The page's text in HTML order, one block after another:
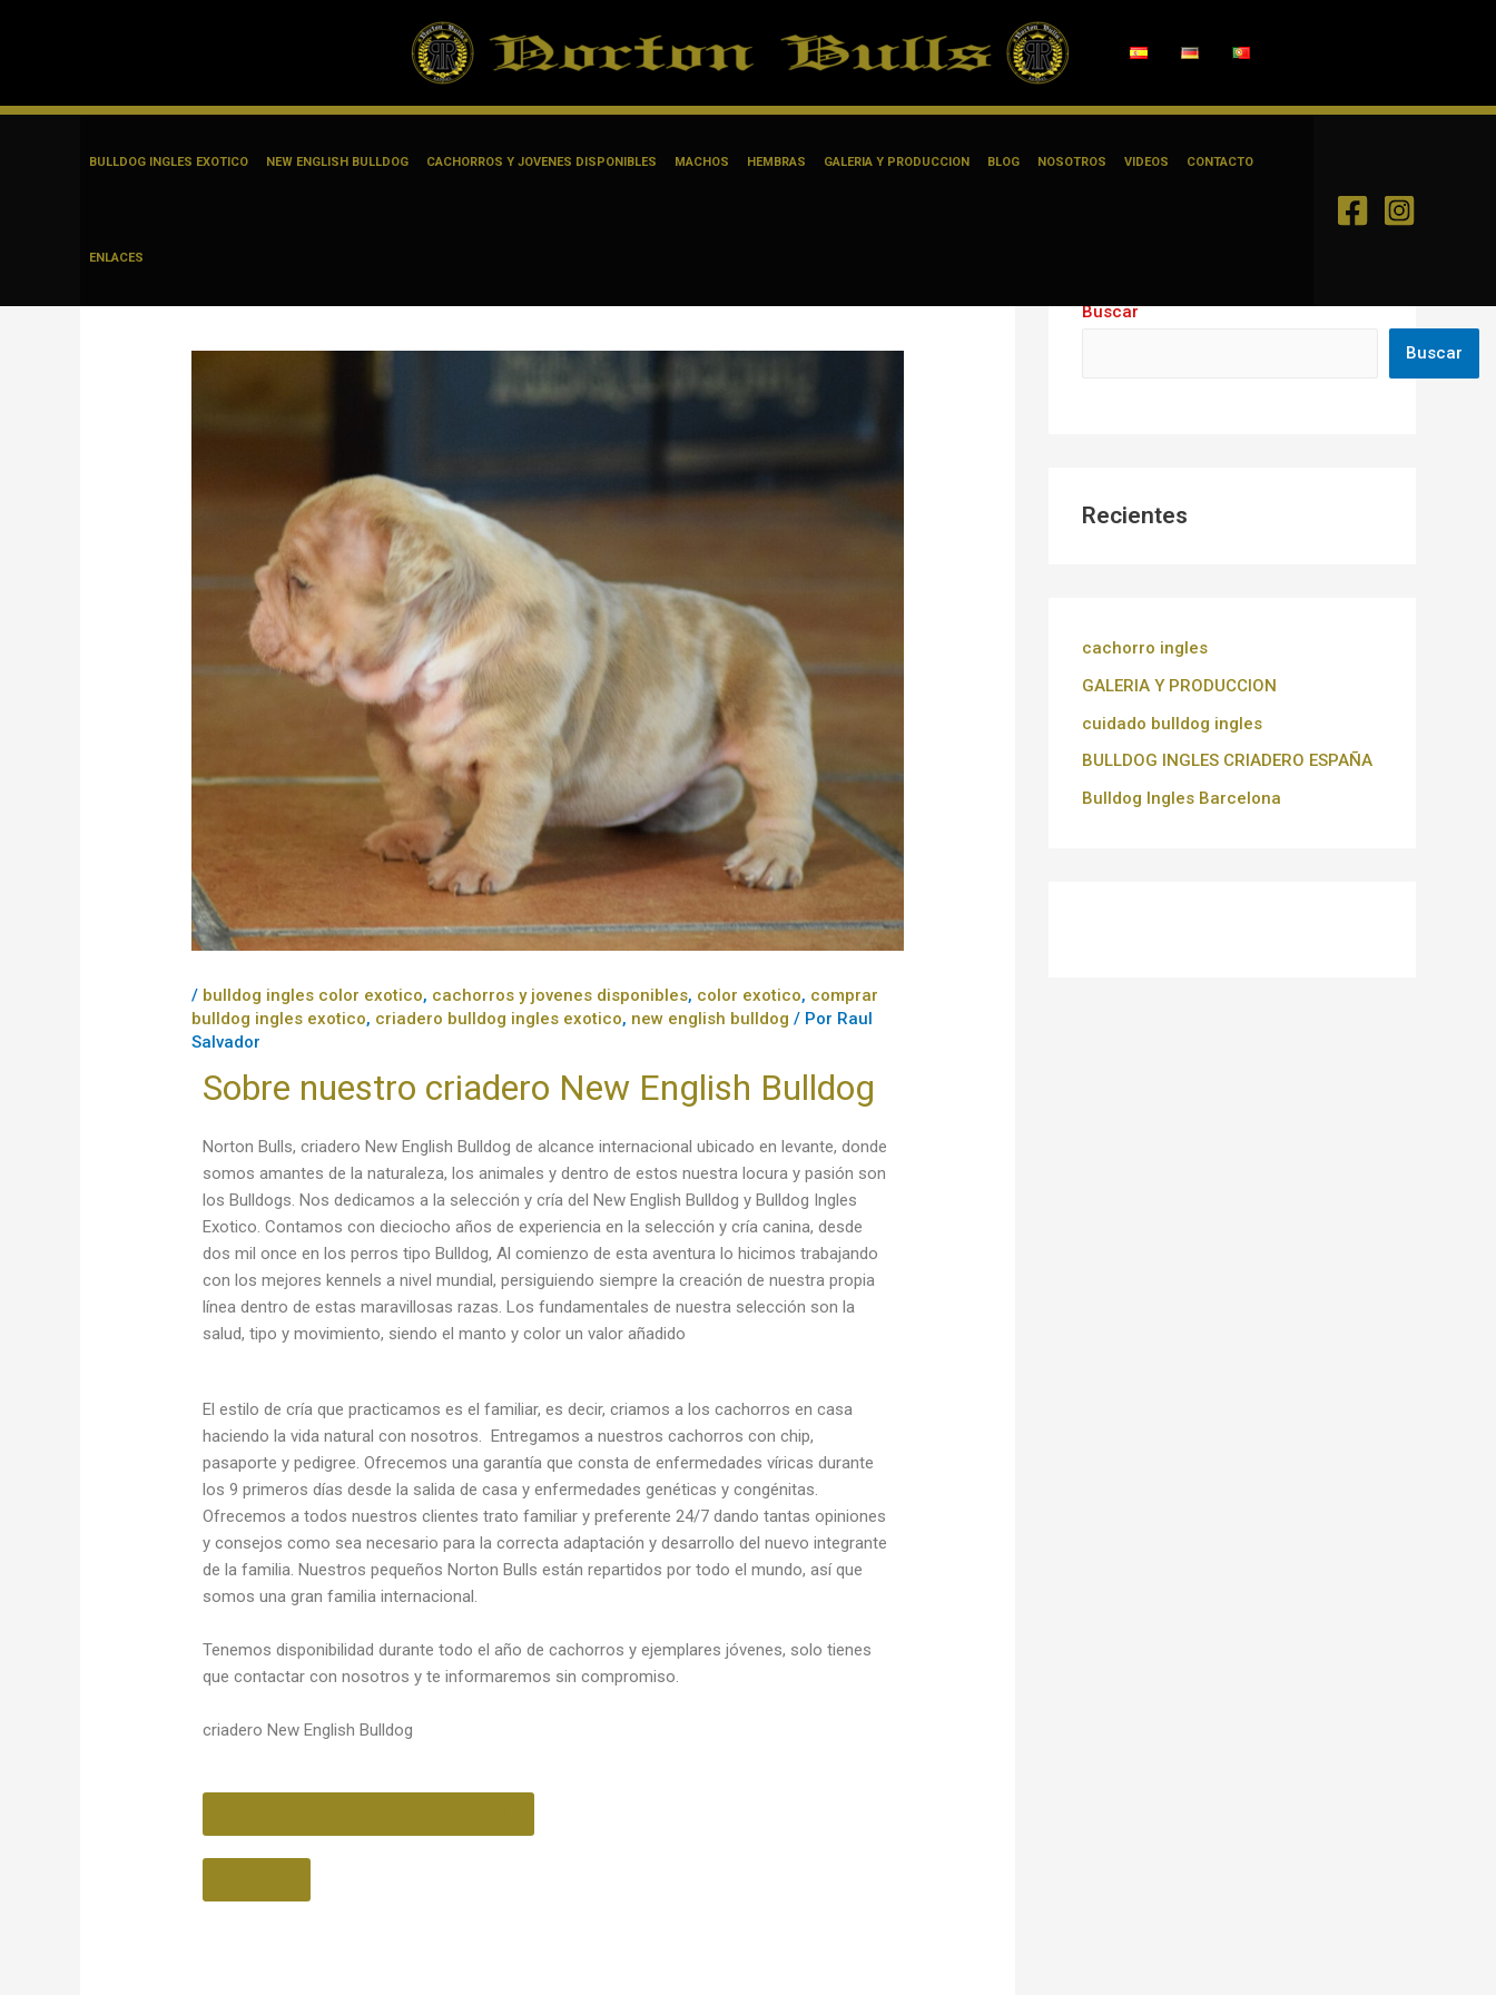
BULLDOG INGLES EXOTICO NEW ENGLISH BULLDOG CACHORROS Y JOVENES DISPONIBLES MACHOS HEMBRAS GALERIA Y PRODUCCION BLOG NOSOTROS VIDEOS CONTACTO
ENLACES
/ bulldog ingles color exotico, cachorros y jovenes disponibles, color exotico, comprar
bulldog ingles exotico, criadero bulldog ingles exotico, new english bulldog / Por Raul
Salvador
Sobre nuestro criadero New English Bulldog
Norton Bulls, criadero New English Bulldog de alcance internacional ubicado en levante, donde
somos amantes de la naturaleza, los animales y dentro de estos nuestra locura y pasión son
los Bulldogs. Nos dedicamos a la selección y cría del New English Bulldog y Bulldog Ingles
Exotico. Contamos con dieciocho años de experiencia en la selección y cría canina, desde
dos mil once en los perros tipo Bulldog, Al comienzo de esta aventura lo hicimos trabajando
con los mejores kennels a nivel mundial, persiguiendo siempre la creación de nuestra propia
línea dentro de estas maravillosas razas. Los fundamentales de nuestra selección son la
salud, tipo y movimiento, siendo el manto y color un valor añadido
El estilo de cría que practicamos es el familiar, es decir, criamos a los cachorros en casa
haciendo la vida natural con nosotros. Entregamos a nuestros cachorros con chip,
pasaporte y pedigree. Ofrecemos una garantía que consta de enfermedades víricas durante
los 9 primeros días desde la salida de casa y enfermedades genéticas y congénitas.
Ofrecemos a todos nuestros clientes trato familiar y preferente 24/7 dando tantas opiniones
y consejos como sea necesario para la correcta adaptación y desarrollo del nuevo integrante
de la familia. Nuestros pequeños Norton Bulls están repartidos por todo el mundo, así que
somos una gran familia internacional.
Tenemos disponibilidad durante todo el año de cachorros y ejemplares jóvenes, solo tienes
que contactar con nosotros y te informaremos sin compromiso.
criadero New English Bulldog
entradas
Buscar
Buscar
Recientes
cachorro ingles
GALERIA Y PRODUCCION
cuidado bulldog ingles
BULLDOG INGLES CRIADERO ESPAÑA
Bulldog Ingles Barcelona